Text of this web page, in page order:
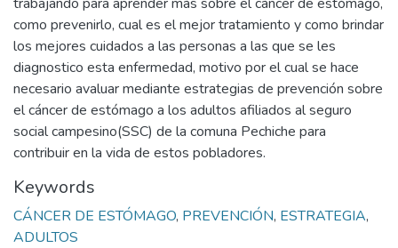
como prevenirlo, cual es el mejor tratamiento y como brindar
los mejores cuidados a las personas a las que se les
diagnostico esta enfermedad, motivo por el cual se hace
necesario avaluar mediante estrategias de prevención sobre
el cáncer de estómago a los adultos afiliados al seguro
social campesino(SSC) de la comuna Pechiche para
contribuir en la vida de estos pobladores.
Keywords
CÁNCER DE ESTÓMAGO, PREVENCIÓN, ESTRATEGIA,
ADULTOS